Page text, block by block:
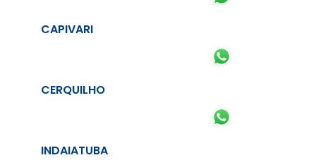
CAPIVARI
CERQUILHO
INDAIATUBA